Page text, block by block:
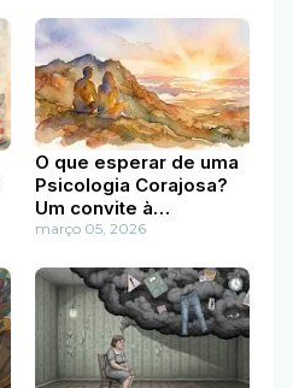
O que esperar de uma
Psicologia Corajosa?
Um convite à
existência autêntica
março 05, 2026